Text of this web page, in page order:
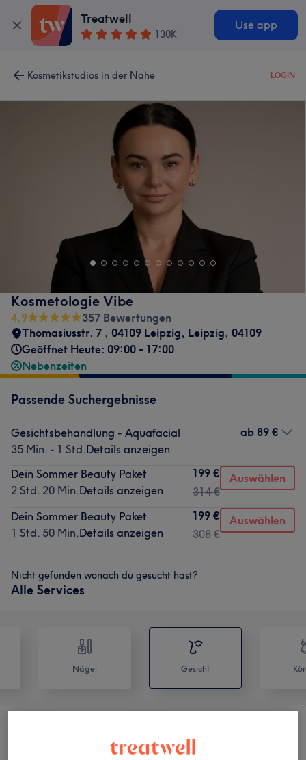
Treatwell
130K
Use app
Kosmetikstudios in der Nähe LOGIN
Kosmetologie Vibe
4,9
357 Bewertungen
Thomasiusstr. 7 , 04109 Leipzig, Leipzig, 04109
Geöffnet Heute: 09:00 - 17:00
Nebenzeiten
Passende Suchergebnisse
Gesichtsbehandlung - Aquafacial
35 Min. - 1 Std.Details anzeigen
ab 89 €
Dein Sommer Beauty Paket
2 Std. 20 Min.Details anzeigen
199 €
314 €
Auswählen
Dein Sommer Beauty Paket
1 Std. 50 Min.Details anzeigen
199 €
308 €
Auswählen
Nicht gefunden wonach du gesucht hast?
Alle Services
Nägel Gesicht